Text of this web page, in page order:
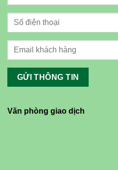
Văn phòng giao dịch